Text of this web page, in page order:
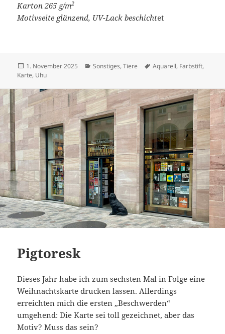
Karton 265 g/m2
Motivseite glänzend, UV-Lack beschichtet
Veröffentlicht
am
1. November 2025 Kategorien
Sonstiges,Tiere Schlagwörter
Aquarell, Farbstift,
Karte, Uhu
Pigtoresk
Dieses Jahr habe ich zum sechsten Mal in Folge eine
Weihnachtskarte drucken lassen. Allerdings
erreichten mich die ersten „Beschwerden“
umgehend: Die Karte sei toll gezeichnet, aber das
Motiv? Muss das sein?